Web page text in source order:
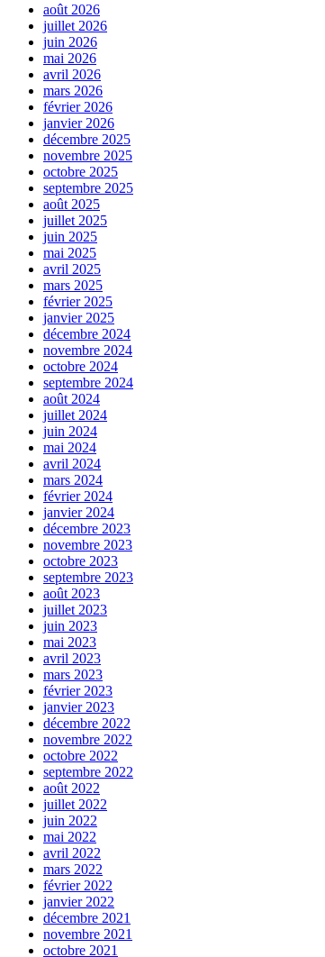
août 2026
juillet 2026
juin 2026
mai 2026
avril 2026
mars 2026
février 2026
janvier 2026
décembre 2025
novembre 2025
octobre 2025
septembre 2025
août 2025
juillet 2025
juin 2025
mai 2025
avril 2025
mars 2025
février 2025
janvier 2025
décembre 2024
novembre 2024
octobre 2024
septembre 2024
août 2024
juillet 2024
juin 2024
mai 2024
avril 2024
mars 2024
février 2024
janvier 2024
décembre 2023
novembre 2023
octobre 2023
septembre 2023
août 2023
juillet 2023
juin 2023
mai 2023
avril 2023
mars 2023
février 2023
janvier 2023
décembre 2022
novembre 2022
octobre 2022
septembre 2022
août 2022
juillet 2022
juin 2022
mai 2022
avril 2022
mars 2022
février 2022
janvier 2022
décembre 2021
novembre 2021
octobre 2021